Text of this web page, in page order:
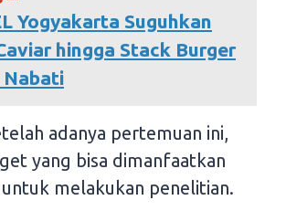
Yogyakarta Suguhkan
hingga Stack Burger
Nabati
adanya pertemuan ini,
yang bisa dimanfaatkan
melakukan penelitian.